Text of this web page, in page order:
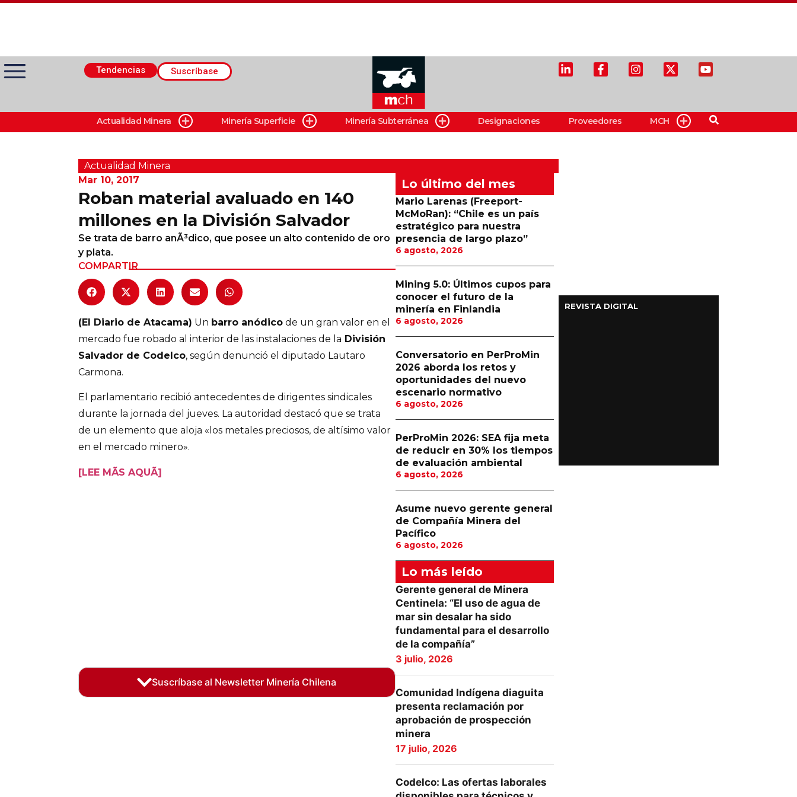
Tendencias Suscríbase
Actualidad Minera
Minería Superficie
Minerí­a Subterránea
Columnas de Opinión
Calendario de Eventos
Actualidad Minera Minería Superficie Minería Subterránea Designaciones Proveedores MCH
Actualidad Minera
Mar 10, 2017
Roban material avaluado en 140
millones en la División Salvador
Se trata de barro anÃ³dico, que posee un alto contenido de oro
y plata.
COMPARTIR
(El Diario de Atacama) Un barro anódico de un gran valor en el
mercado fue robado al interior de las instalaciones de la División
Salvador de Codelco, según denunció el diputado Lautaro
Carmona.
El parlamentario recibió antecedentes de dirigentes sindicales
durante la jornada del jueves. La autoridad destacó que se trata
de un elemento que aloja «los metales preciosos, de altísimo valor
en el mercado minero».
[LEE MÃS AQUÃ]
Suscríbase al Newsletter Minería Chilena
Lo último del mes
Mario Larenas (Freeport-
McMoRan): “Chile es un país
estratégico para nuestra
presencia de largo plazo”
6 agosto, 2026
Mining 5.0: Últimos cupos para
conocer el futuro de la
minería en Finlandia
6 agosto, 2026
Conversatorio en PerProMin
2026 aborda los retos y
oportunidades del nuevo
escenario normativo
6 agosto, 2026
PerProMin 2026: SEA fija meta
de reducir en 30% los tiempos
de evaluación ambiental
6 agosto, 2026
Asume nuevo gerente general
de Compañía Minera del
Pacífico
6 agosto, 2026
Lo más leído
Gerente general de Minera
Centinela: “El uso de agua de
mar sin desalar ha sido
fundamental para el desarrollo
de la compañía”
3 julio, 2026
Comunidad Indígena diaguita
presenta reclamación por
aprobación de prospección
minera
17 julio, 2026
Codelco: Las ofertas laborales
REVISTA DIGITAL